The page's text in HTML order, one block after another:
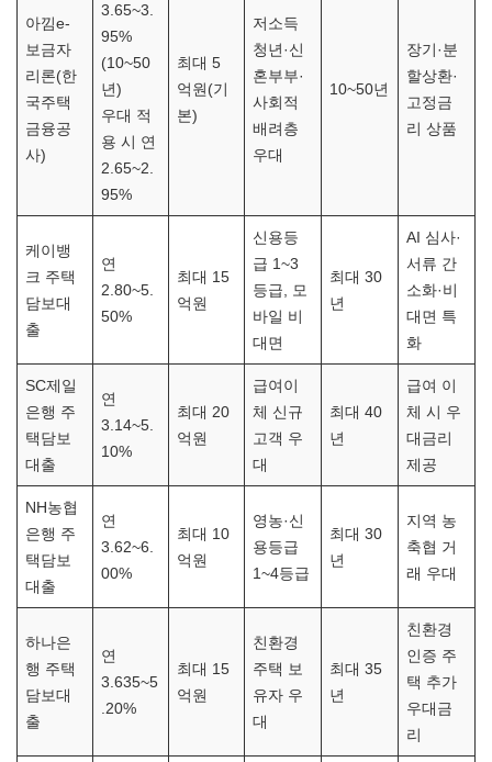
아낌e-
보금자
리론(한
국주택
금융공
사)
3.65~3.
95%
(10~50
년)
우대 적
용 시 연
2.65~2.
95%
최대 5
억원(기
본)
저소득
청년·신
혼부부·
사회적
배려층
우대
10~50년
장기·분
할상환·
고정금
리 상품
케이뱅
크 주택
담보대
출
연
2.80~5.
50%
최대 15
억원
신용등
급 1~3
등급, 모
바일 비
대면
최대 30
년
AI 심사·
서류 간
소화·비
대면 특
화
SC제일
은행 주
택담보
대출
연
3.14~5.
10%
최대 20
억원
급여이
체 신규
고객 우
대
최대 40
년
급여 이
체 시 우
대금리
제공
NH농협
은행 주
택담보
대출
연
3.62~6.
00%
최대 10
억원
영농·신
용등급
1~4등급
최대 30
년
지역 농
축협 거
래 우대
하나은
행 주택
담보대
출
연
3.635~5
.20%
최대 15
억원
친환경
주택 보
유자 우
대
최대 35
년
친환경
인증 주
택 추가
우대금
리